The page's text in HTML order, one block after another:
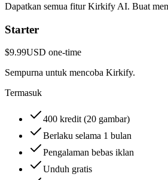
Dapatkan semua fitur Kirkify AI. Buat
Starter
$9.99USD one-time
Sempurna untuk mencoba Kirkify.
Termasuk
400 kredit (20 gambar)
Berlaku selama 1 bulan
Pengalaman bebas iklan
Unduh gratis